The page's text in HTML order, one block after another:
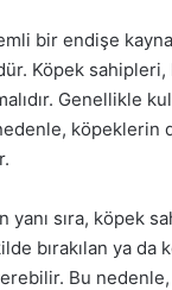
bir endişe
Köpek sahipleri,
Genellikle
köpeklerin
yanı sıra, köpek
bırakılan ya
Bu